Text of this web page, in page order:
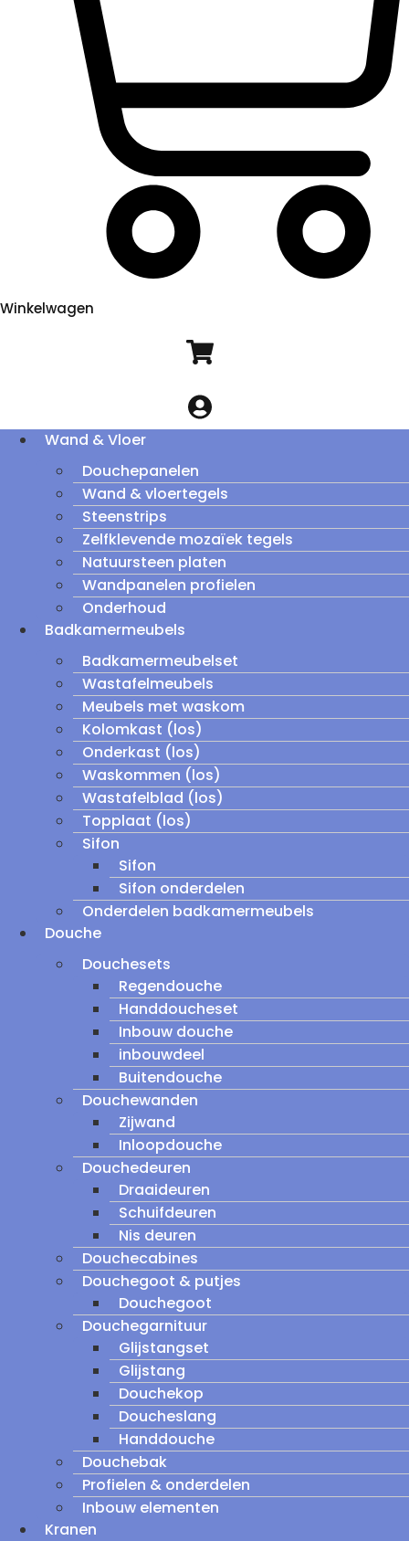
Winkelwagen
Wand & Vloer
Douchepanelen
Wand & vloertegels
Steenstrips
Zelfklevende mozaïek tegels
Natuursteen platen
Wandpanelen profielen
Onderhoud
Badkamermeubels
Badkamermeubelset
Wastafelmeubels
Meubels met waskom
Kolomkast (los)
Onderkast (los)
Waskommen (los)
Wastafelblad (los)
Topplaat (los)
Sifon
Sifon
Sifon onderdelen
Onderdelen badkamermeubels
Douche
Douchesets
Regendouche
Handdoucheset
Inbouw douche
inbouwdeel
Buitendouche
Douchewanden
Zijwand
Inloopdouche
Douchedeuren
Draaideuren
Schuifdeuren
Nis deuren
Douchecabines
Douchegoot & putjes
Douchegoot
Douchegarnituur
Glijstangset
Glijstang
Douchekop
Doucheslang
Handdouche
Douchebak
Profielen & onderdelen
Inbouw elementen
Kranen